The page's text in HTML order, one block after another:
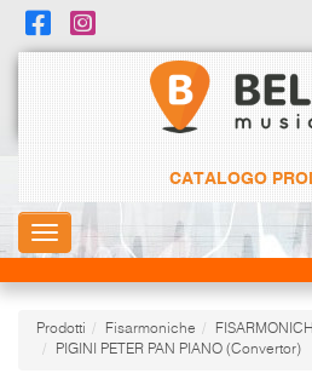
CATALOGO
Toggle
navigation
Prodotti Fisarmoniche
PIGINI PETER PAN PIANO (Convertor)